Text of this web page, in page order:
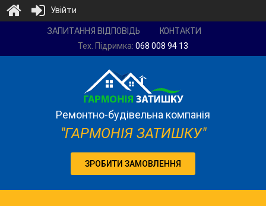
компанія
ЗАПИТАННЯ ВІДПОВІДЬ КОНТАКТИ
Тех. Підримка: 068 008 94 13
Ремонтно-будівельна компанія
"ГАРМОНІЯ ЗАТИШКУ"
ЗРОБИТИ ЗАМОВЛЕННЯ
Увійти